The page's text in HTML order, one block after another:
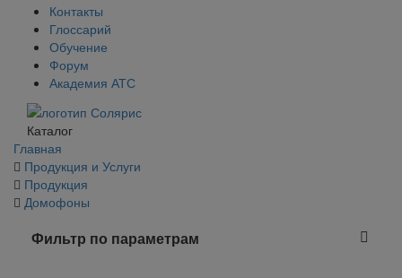
Контакты
Глоссарий
Обучение
Форум
Академия АТС
Каталог
Главная
Продукция и Услуги
Продукция
Домофоны
Фильтр по параметрам